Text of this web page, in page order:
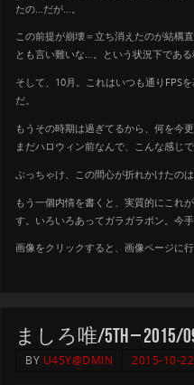
たの…だが…。
この前提が崩壊＝立ち消えたのが結構
とも言い難いな…。という状況下であ
そして、10月。これはいつも通りFPS
だ。
もうその時期は過ぎてるから、何を今
まだハロウィン前なんで、こんな感じで
ぶっちゃけ、この間心が折れかけたの
もう一個内情を書くと、実質的にこれ
す。いろいろあってガラガラポン。今
画像をクリックすると、画像ページに行
ましろ唯/5th – 2015/
BY U45Y@DMIN 2015-10-22